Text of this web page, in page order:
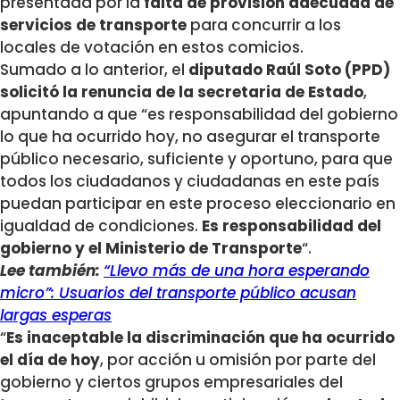
servicios de transporte para concurrir a los
locales de votación en estos comicios.
Sumado a lo anterior, el diputado Raúl Soto (PPD)
solicitó la renuncia de la secretaria de Estado,
apuntando a que “es responsabilidad del gobierno
lo que ha ocurrido hoy, no asegurar el transporte
público necesario, suficiente y oportuno, para que
todos los ciudadanos y ciudadanas en este país
puedan participar en este proceso eleccionario en
igualdad de condiciones. Es responsabilidad del
gobierno y el Ministerio de Transporte“.
Lee también: “Llevo más de una hora esperando
micro”: Usuarios del transporte público acusan
largas esperas
“Es inaceptable la discriminación que ha ocurrido
el día de hoy, por acción u omisión por parte del
gobierno y ciertos grupos empresariales del